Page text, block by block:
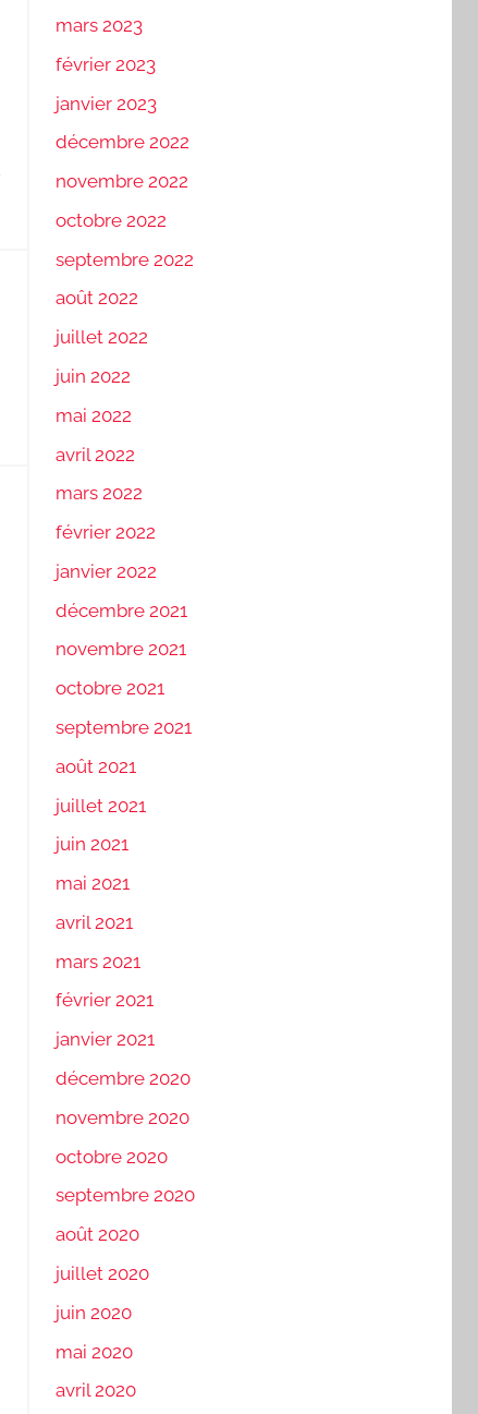
mars 2023
février 2023
janvier 2023
décembre 2022
novembre 2022
octobre 2022
septembre 2022
août 2022
juillet 2022
juin 2022
mai 2022
avril 2022
mars 2022
février 2022
janvier 2022
décembre 2021
novembre 2021
octobre 2021
septembre 2021
août 2021
juillet 2021
juin 2021
mai 2021
avril 2021
mars 2021
février 2021
janvier 2021
décembre 2020
novembre 2020
octobre 2020
septembre 2020
août 2020
juillet 2020
juin 2020
mai 2020
avril 2020